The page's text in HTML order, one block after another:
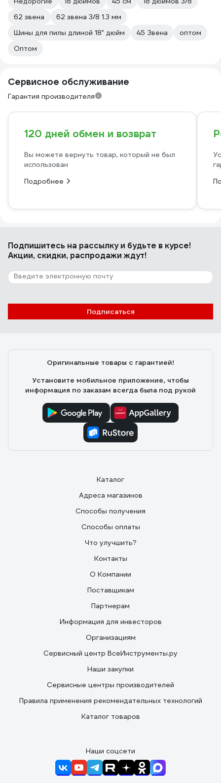
62 звена
62 звена 3/8 1.3 мм
Шины для пилы длиной 18" дюйм
45 Звена
оптом
Оптом
Сервисное обслуживание
Гарантия производителя
120 дней обмен и возврат
Вы можете вернуть товар, который не был
использован
Подробнее
Подпишитесь на рассылкуи будьте в курсе!
Акции, скидки, распродажи ждут!
Подписаться
Оригинальные товары с гарантией!
Установите мобильное приложение, чтобы
информация по заказам всегда была под рукой
Каталог
Адреса магазинов
Способы получения
Способы оплаты
Что улучшить?
Контакты
О Компании
Поставщикам
Партнерам
Информация для инвесторов
Организациям
Сервисный центр ВсеИнструменты.ру
Наши закупки
Сервисные центры производителей
Правила применения рекомендательных технологий
Каталог товаров
Наши соцсети